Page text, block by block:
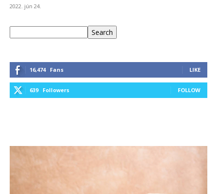
2022. jún 24.
Search
16,474 Fans LIKE
639 Followers FOLLOW